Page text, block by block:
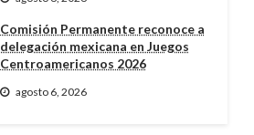
Comisión Permanente reconoce a
delegación mexicana en Juegos
Centroamericanos 2026
agosto 6, 2026